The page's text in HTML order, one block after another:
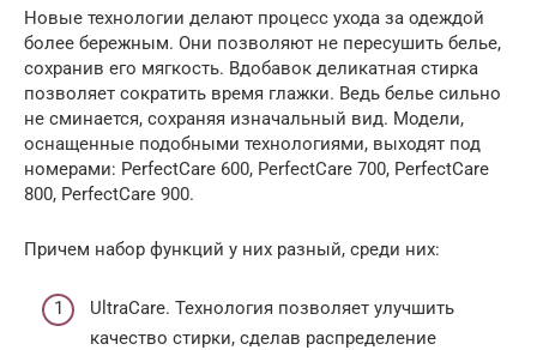
Новые технологии делают процесс ухода за одеждой
более бережным. Они позволяют не пересушить белье,
сохранив его мягкость. Вдобавок деликатная стирка
позволяет сократить время глажки. Ведь белье сильно
не сминается, сохраняя изначальный вид. Модели,
оснащенные подобными технологиями, выходят под
номерами: PerfectCare 600, PerfectCare 700, PerfectCare
800, PerfectCare 900.
Причем набор функций у них разный, среди них:
UltraCare. Технология позволяет улучшить
качество стирки, сделав распределение